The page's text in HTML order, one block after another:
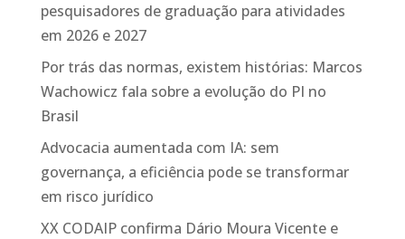
pesquisadores de graduação para atividades
em 2026 e 2027
Por trás das normas, existem histórias: Marcos
Wachowicz fala sobre a evolução do PI no
Brasil
Advocacia aumentada com IA: sem
governança, a eficiência pode se transformar
em risco jurídico
XX CODAIP confirma Dário Moura Vicente e